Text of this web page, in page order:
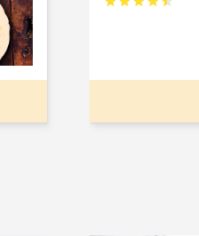
Betyg: 4.5 av 5